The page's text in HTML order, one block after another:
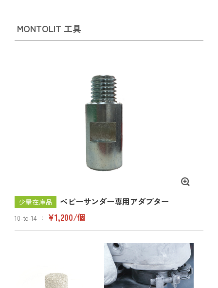
MONTOLIT 工具
少量在庫品 ベビーサンダー専用アダプター
10-to-14 ： ¥1,200/個